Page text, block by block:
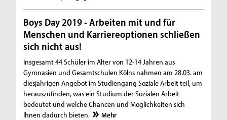
Boys Day 2019 - Arbeiten mit und für
Menschen und Karriereoptionen schließen
sich nicht aus!
Insgesamt 44 Schüler im Alter von 12-14 Jahren aus
Gymnasien und Gesamtschulen Kölns nahmen am 28.03. am
diesjährigen Angebot im Studiengang Soziale Arbeit teil, um
herauszufinden, was ein Studium der Sozialen Arbeit
bedeutet und welche Chancen und Möglichkeiten sich
Ihnen dadurch bieten.
Mehr